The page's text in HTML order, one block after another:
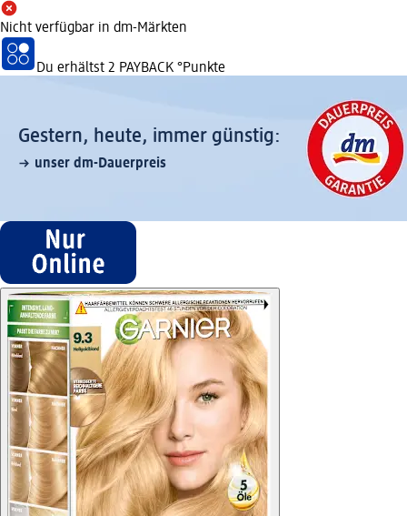
Nicht verfügbar in dm-Märkten
Du erhältst 2 PAYBACK °Punkte
Gestern, heute, immer günstig:
unser dm-Dauerpreis